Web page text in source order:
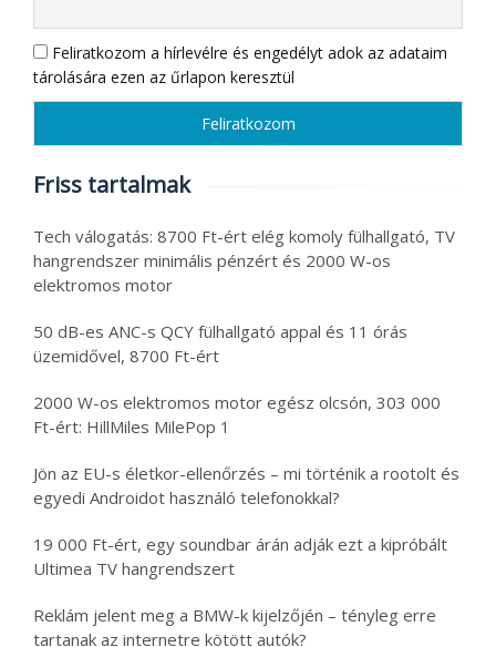
Feliratkozom a hírlevélre és engedélyt adok az adataim
tárolására ezen az űrlapon keresztül
Friss tartalmak
Tech válogatás: 8700 Ft-ért elég komoly fülhallgató, TV
hangrendszer minimális pénzért és 2000 W-os
elektromos motor
50 dB-es ANC-s QCY fülhallgató appal és 11 órás
üzemidővel, 8700 Ft-ért
2000 W-os elektromos motor egész olcsón, 303 000
Ft-ért: HillMiles MilePop 1
Jön az EU-s életkor-ellenőrzés – mi történik a rootolt és
egyedi Androidot használó telefonokkal?
19 000 Ft-ért, egy soundbar árán adják ezt a kipróbált
Ultimea TV hangrendszert
Reklám jelent meg a BMW-k kijelzőjén – tényleg erre
tartanak az internetre kötött autók?